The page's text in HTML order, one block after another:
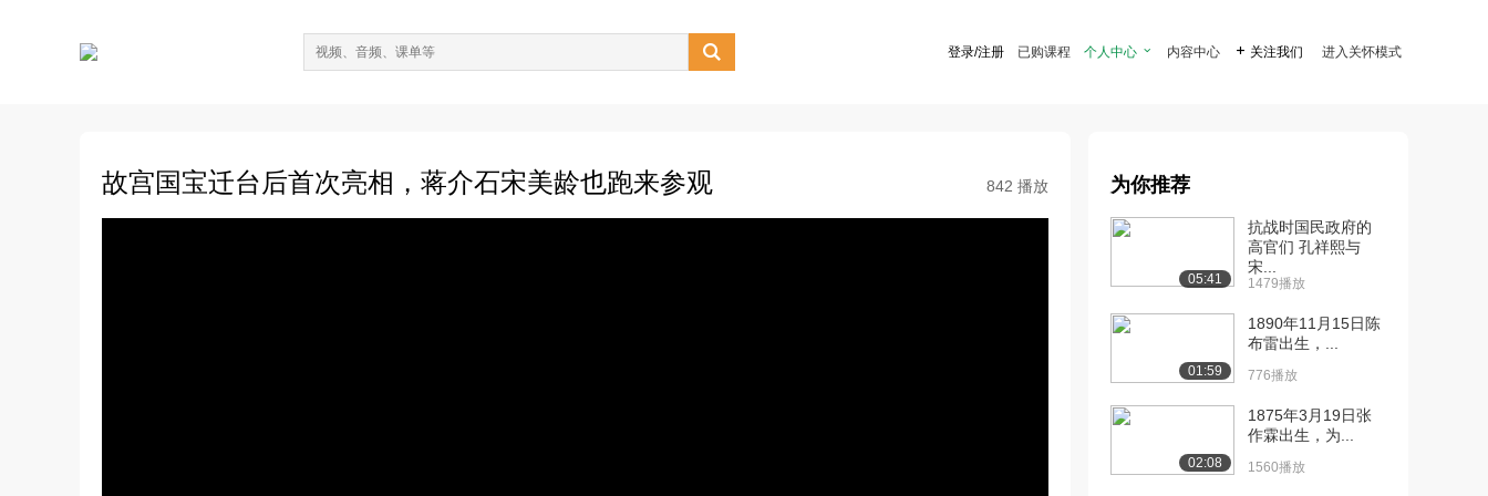
 登录/注册 已购课程 个人中心  内容中心  关注我们 进入关怀模式
故宫国宝迁台后首次亮相，蒋介石宋美龄也跑来参观 842 播放 为你推荐
05:41
抗战时国民政府的
高官们 孔祥熙与
宋...
1479播放
01:59
1890年11月15日陈
布雷出生，...
776播放
02:08
1875年3月19日张
作霖出生，为...
1560播放